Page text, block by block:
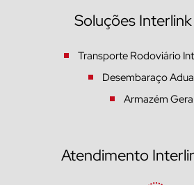
Soluções
Transporte Rodoviário
Desembaraço
Armazém Geral
Atendimento